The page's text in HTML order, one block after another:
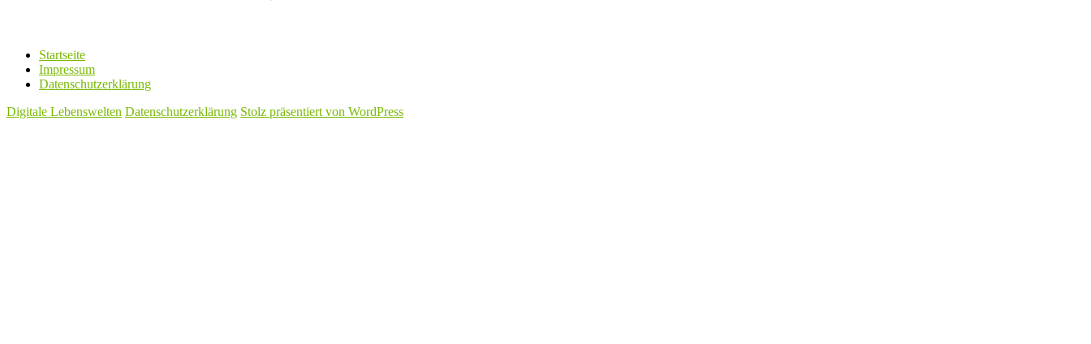
Startseite
Impressum
Datenschutzerklärung
Digitale Lebenswelten Datenschutzerklärung Stolz präsentiert von WordPress